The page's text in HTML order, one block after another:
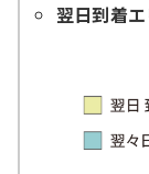
翌日到着